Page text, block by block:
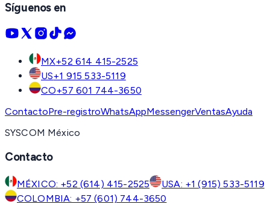
Síguenos en
MX+52 614 415-2525
US+1 915 533-5119
CO+57 601 744-3650
ContactoPre-registroWhatsAppMessengerVentasAyuda
SYSCOM México
Contacto
MÉXICO: +52 (614) 415-2525
USA: +1 (915) 533-5119
COLOMBIA: +57 (601) 744-3650